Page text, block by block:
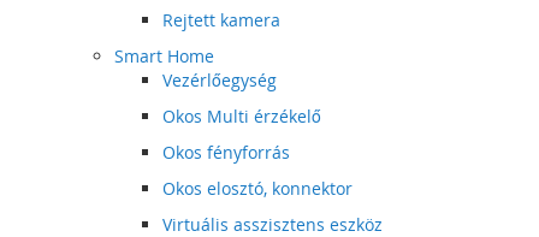
Rejtett kamera
Smart Home
Vezérlőegység
Okos Multi érzékelő
Okos fényforrás
Okos elosztó, konnektor
Virtuális asszisztens eszköz